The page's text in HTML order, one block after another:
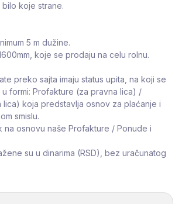
koje strane.
5 m dužine.
koje se prodaju na celu rolnu.
preko sajta imaju status upita, na koji se
formi: Profakture (za pravna lica) /
koja predstavlja osnov za plaćanje i
smislu.
na osnovu naše Profakture / Ponude i
su u dinarima (RSD), bez uračunatog